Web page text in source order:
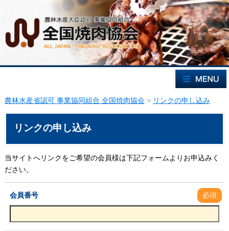
農林水産省認可 事業協同組合 全国焼肉協会 > リンクの申し込み
リンクの申し込み
当サイトへリンクをご希望の会員様は下記フォームよりお申込みく
ださい。
会員番号 必須